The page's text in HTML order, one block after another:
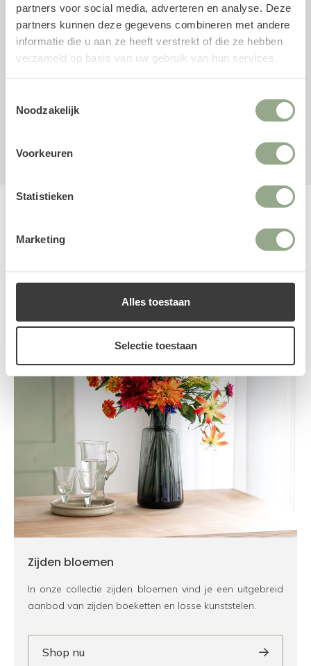
partners voor social media, adverteren en analyse. Deze
partners kunnen deze gegevens combineren met andere
informatie die u aan ze heeft verstrekt of die ze hebben
verzameld op basis van uw gebruik van hun services.
Noodzakelijk
Voorkeuren
Statistieken
Marketing
Alles toestaan
Selectie toestaan
verwachtingen te overtreffen. Heb je vragen over
bijvoorbeeld het formaat, de combinatie met een
buitenpot of styling? Wij denken graag met je mee.
Bekijk nu onze collectie Strelitzia kunstplanten en geef
jouw interieur een indrukwekkende, groene upgrade.
Bekijk onze andere categorieën
Zijden bloemen
In onze collectie zijden bloemen vind je een uitgebreid
aanbod van zijden boeketten en losse kunststelen.
Shop nu